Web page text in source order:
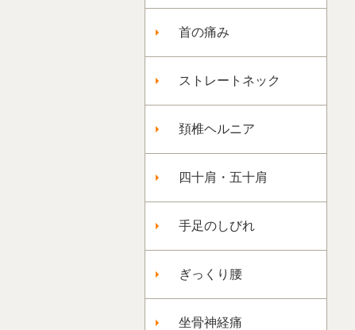
首の痛み
ストレートネック
頚椎ヘルニア
四十肩・五十肩
手足のしびれ
ぎっくり腰
坐骨神経痛